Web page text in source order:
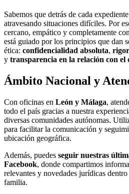
Sabemos que detrás de cada
atravesando situaciones difíciles. Por
cercano, empático y completamente
está guiado por los principios que dan
ética: confidencialidad absoluta,
y transparencia en la relación con el
Ámbito Nacional y
Con oficinas en León y Málaga,
todo el país gracias a nuestra
diversas comunidades autónomas.
para facilitar la comunicación y
ubicación geográfica.
Además, puedes seguir nuestras
Facebook, donde compartimos
relevantes y novedades jurídicas
familia.